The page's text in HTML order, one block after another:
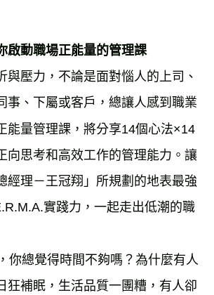
啟動職場正能量的管理課
與壓力，不論是面對惱人的上司、
事、下屬或客戶，總讓人感到職業
能量管理課，將分享14個心法×14
向思考和高效工作的管理能力。讓
經理－王冠翔」所規劃的地表最強
實踐力，一起走出低潮的職
你總覺得時間不夠嗎？為什麼有人
狂補眠，生活品質一團糟，有人卻